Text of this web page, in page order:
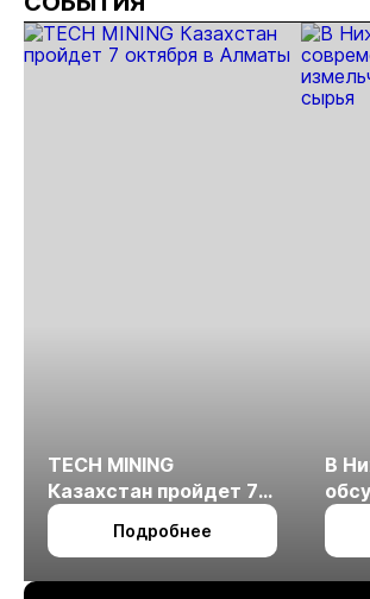
TECH MINING
Казахстан пройдет 7
октября в Алматы
Подробнее
В